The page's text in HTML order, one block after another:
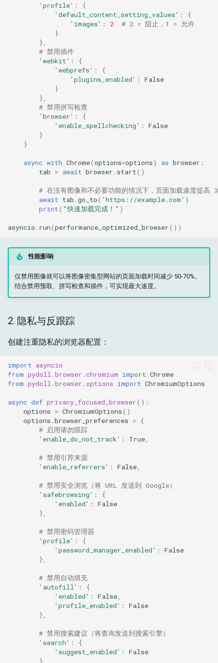
'profile' :
{
'default_content_setting_values' :
{
'images' : 2
# 2 = 阻止，1 = 允许
}
},
# 禁用插件
'webkit' :
{
'webprefs' :
{
'plugins_enabled' :
False
}
},
# 禁用拼写检查
'browser' :
{
'enable_spellchecking' :
False
}
}
async with Chrome(options=options) as browser :
tab = await browser . start()
# 在没有图像和不必要功能的情况下，页面加载速度提高
await tab .go_to( 'https://example.com' )
print( "快速加载完成！" )
asyncio . run(performance_optimized_browser())
性能影响
仅禁用图像就可以将图像密集型网站的页面加载时间减少 50-70%。
结合禁用预取、拼写检查和插件，可实现最大速度。
2. 隐私与反跟踪
创建注重隐私的浏览器配置：
import asyncio
from pydoll.browser.chromium import Chrome
from pydoll.browser.options import ChromiumOptions
async def privacy_focused_browser():
options = ChromiumOptions()
options .browser_preferences =
{
# 启用请勿跟踪
'enable_do_not_track' : True,
# 禁用引荐来源
'enable_referrers' : False,
# 禁用安全浏览（将 URL 发送到 Google）
'safebrowsing' :
{
'enabled' :
False
},
# 禁用密码管理器
'profile' :
{
'password_manager_enabled' :
False
},
# 禁用自动填充
'autofill' :
{
'enabled' : False,
'profile_enabled' :
False
},
# 禁用搜索建议（将查询发送到搜索引擎）
'search' :
{
'suggest_enabled' :
False
},